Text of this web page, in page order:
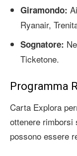
Giramondo:
Ryanair,
Sognatore:
Ticketone.
Programma
Carta Explora
ottenere rimborsi
possono essere